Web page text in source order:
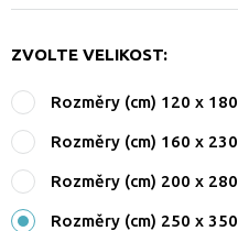
ZVOLTE VELIKOST:
Rozměry (cm) 120 x 180
Rozměry (cm) 160 x 230
Rozměry (cm) 200 x 280
Rozměry (cm) 250 x 350